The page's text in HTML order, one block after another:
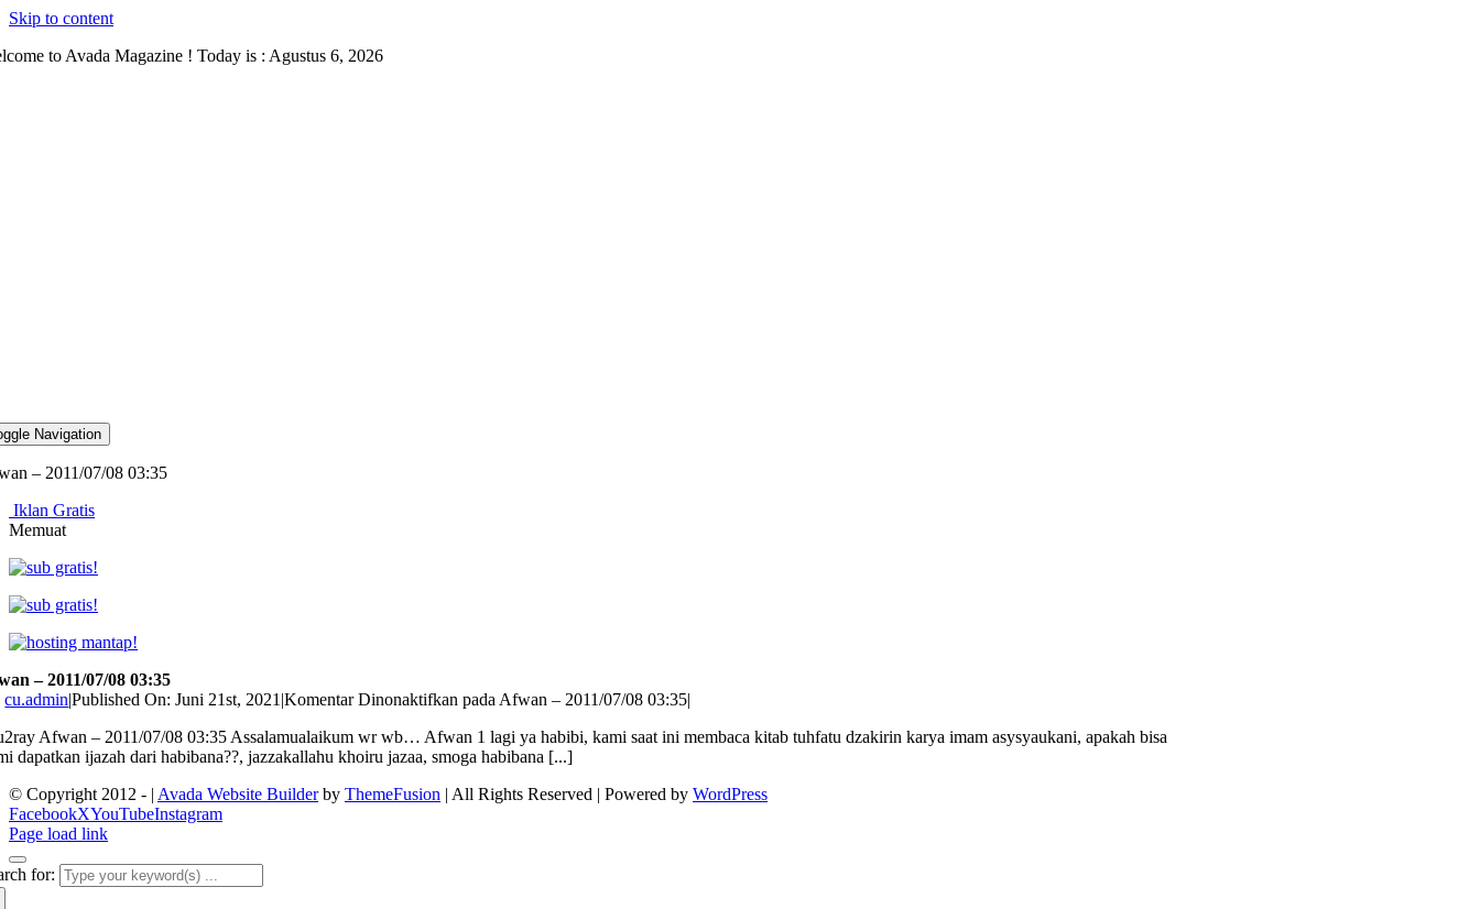
Skip to content
to Avada Magazine ! Today is : Agustus 6, 2026
Navigation
– 2011/07/08 03:35
Iklan Gratis
Memuat
– 2011/07/08 03:35
cu.admin|Published On: Juni 21st, 2021 |Komentar Dinonaktifkan pada Afwan – 2011/07/08 03:35|
Afwan – 2011/07/08 03:35 Assalamualaikum wr wb… Afwan 1 lagi ya habibi, kami saat ini membaca kitab tuhfatu dzakirin karya imam asysyaukani, apakah bisa
dapatkan ijazah dari habibana??, jazzakallahu khoiru jazaa, smoga habibana [...]
© Copyright 2012 - | Avada Website Builderby ThemeFusion | All Rights Reserved | Powered by WordPress
FacebookXYouTubeInstagram
Page load link
for: